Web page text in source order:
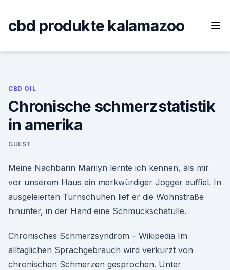
content
cbd produkte kalamazoo
CBD OIL
Chronische schmerzstatistik
in amerika
GUEST
Meine Nachbarin Marilyn lernte ich kennen, als mir
vor unserem Haus ein merkwürdiger Jogger auffiel. In
ausgeleierten Turnschuhen lief er die Wohnstraße
hinunter, in der Hand eine Schmuckschatulle.
Chronisches Schmerzsyndrom – Wikipedia Im
alltäglichen Sprachgebrauch wird verkürzt von
chronischen Schmerzen gesprochen. Unter